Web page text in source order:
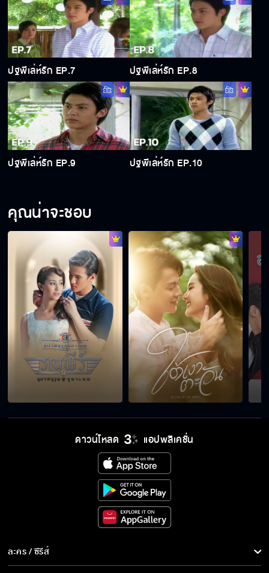
ปฐพีเล่ห์รัก EP.7 ปฐพีเล่ห์รัก EP.8
ปฐพีเล่ห์รัก EP.9 ปฐพีเล่ห์รัก EP.10
คุณน่าจะชอบ
ดาวน์โหลด แอปพลิเคชั่น
ละคร / ซีรีส์
ละคร/ซีรีส์